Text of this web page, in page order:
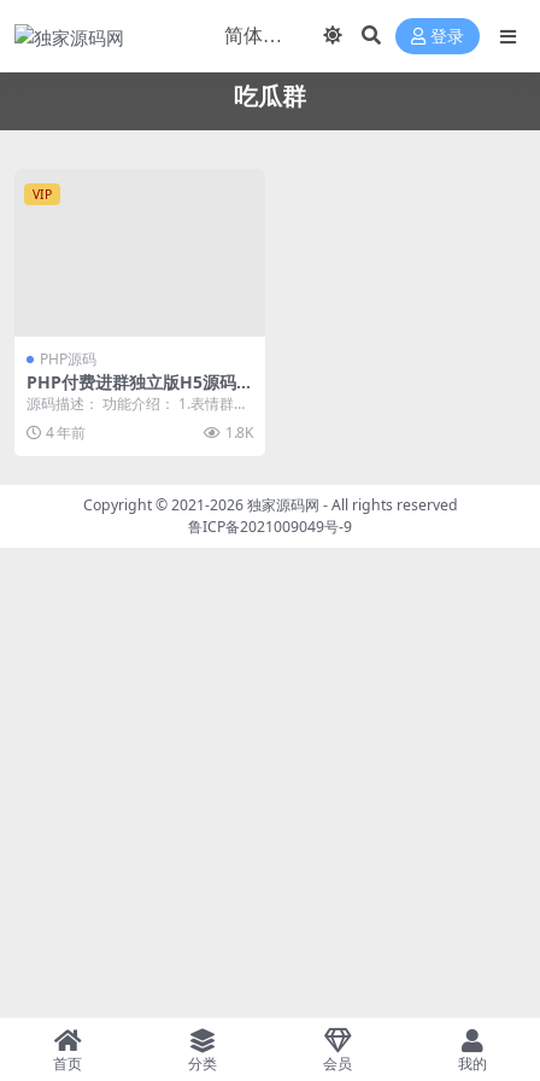
登录
吃瓜群
VIP
PHP源码
PHP付费进群独立版H5源码九
块九加群易支付接口吃瓜群系
源码描述： 功能介绍： 1.表情群系
统源码，付费进群系统 2.支持创建
各种付费群...
4 年前 1.8K
Copyright © 2021-2026独家源码网 - All rights reserved
鲁ICP备2021009049号-9
首页 分类 会员 我的